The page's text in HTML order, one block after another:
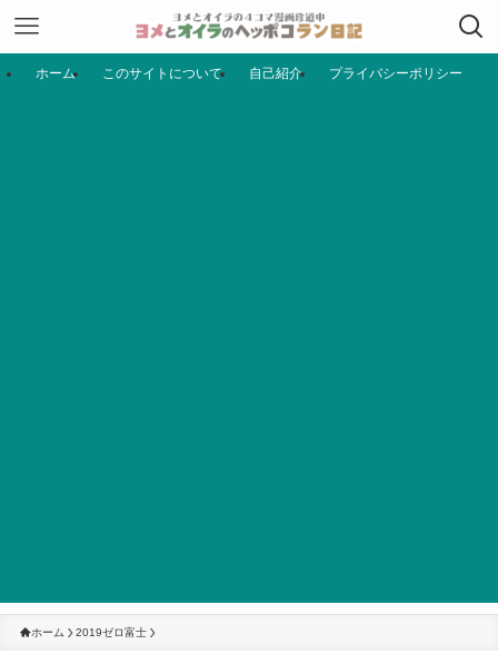
ホーム このサイトについて 自己紹介 プライバシーポリシー
ホーム 2019ゼロ富士